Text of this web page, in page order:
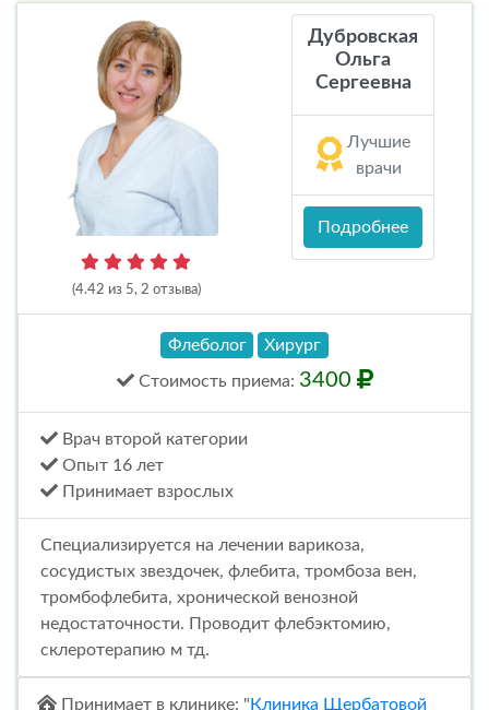
(4.42 из 5, 2 отзыва)
Дубровская
Ольга
Сергеевна
Лучшие
врачи
Подробнее
Флеболог Хирург
Стоимость приема: 3400
Врач второй категории
Опыт 16 лет
Принимает взрослых
Специализируется на лечении варикоза,
сосудистых звездочек, флебита, тромбоза вен,
тромбофлебита, хронической венозной
недостаточности. Проводит флебэктомию,
склеротерапию м тд.
Принимает в клинике: "Клиника Щербатовой